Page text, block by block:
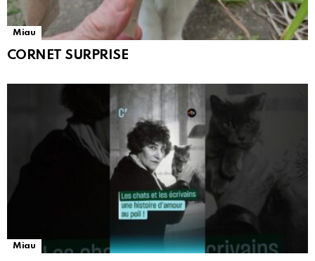
Miau
CORNET SURPRISE
Miau